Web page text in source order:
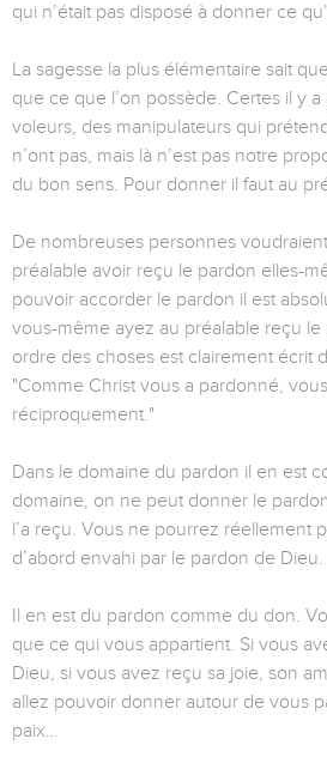
qui n’était pas disposé à donner ce
La sagesse la plus élémentaire sait
que ce que l’on possède. Certes il y
voleurs, des manipulateurs qui
n’ont pas, mais là n’est pas notre
du bon sens. Pour donner il faut au
De nombreuses personnes
préalable avoir reçu le pardon elles-
pouvoir accorder le pardon il est
vous-même ayez au préalable reçu
ordre des choses est clairement écrit
"Comme Christ vous a pardonné,
réciproquement."
Dans le domaine du pardon il en est
domaine, on ne peut donner le
l’a reçu. Vous ne pourrez réellement
d’abord envahi par le pardon de Dieu.
Il en est du pardon comme du don.
que ce qui vous appartient. Si vous
Dieu, si vous avez reçu sa joie, son
allez pouvoir donner autour de vous
paix…